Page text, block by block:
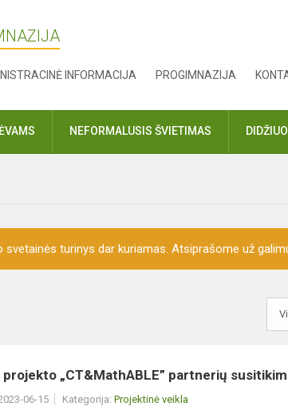
INFORMACIJA PROGIMNAZIJA
NEFORMALUSIS ŠVIETIMAS
svetainės turinys dar kuriamas. Atsiprašome už
„CT&MathABLE” partnerių
06-15 Kategorija: Projektinė veikla